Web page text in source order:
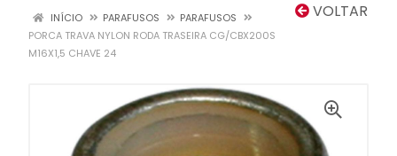
VOLTAR
INÍCIO PARAFUSOS
PARAFUSOS
PORCA TRAVA NYLON RODA TRASEIRA CG/CBX200S
M16X1,5 CHAVE 24